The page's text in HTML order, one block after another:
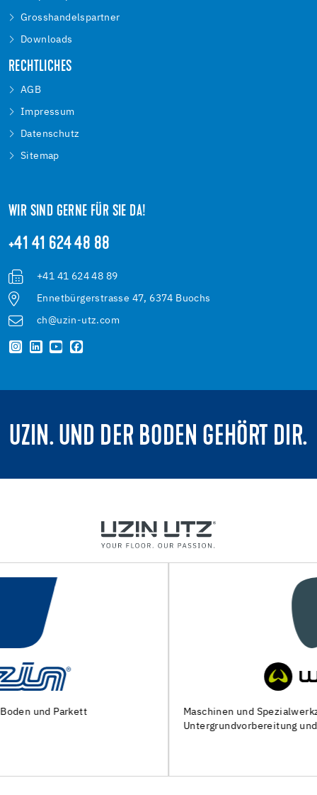
Grosshandelspartner
Downloads
RECHTLICHES
AGB
Impressum
Datenschutz
Sitemap
WIR SIND GERNE FÜR SIE DA!
+41 41 624 48 88
+41 41 624 48 89
Ennetbürgerstrasse 47, 6374 Buochs
ch@uzin-utz.com
UZIN. UND DER BODEN GEHÖRT DIR.
Maschinen und Spezialwerkzeuge zur
Untergrundvorbereitung und Verlegung von Bodenbelägen